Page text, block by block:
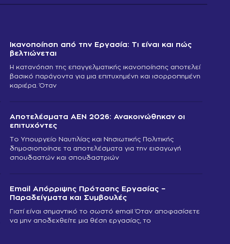
Ικανοποίηση από την Εργασία: Τι είναι και πώς
βελτιώνεται
Η κατανόηση της επαγγελματικής ικανοποίησης αποτελεί
βασικό παράγοντα για μια επιτυχημένη και ισορροπημένη
καριέρα. Όταν
Αποτελέσματα ΑΕΝ 2026: Ανακοινώθηκαν οι
επιτυχόντες
Το Υπουργείο Ναυτιλίας και Νησιωτικής Πολιτικής
δημοσιοποίησε τα αποτελέσματα για την εισαγωγή
σπουδαστών και σπουδαστριών
Email Απόρριψης Πρότασης Εργασίας –
Παραδείγματα και Συμβουλές
Γιατί είναι σημαντικό το σωστό email Όταν αποφασίσετε
να μην αποδεχθείτε μια θέση εργασίας, το